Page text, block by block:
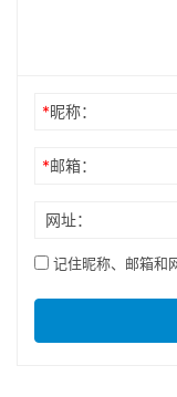
*昵称：
*邮箱：
网址：
记住昵称、邮箱和